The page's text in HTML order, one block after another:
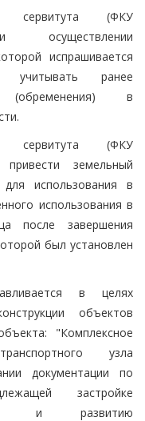
сервитута (ФКУ
осуществлении
испрашивается
учитывать ранее
(обременения) в
сервитута (ФКУ
привести земельный
использования в
использования в
после завершения
был установлен
в целях
объектов
"Комплексное
узла
документации по
застройке
и развитию